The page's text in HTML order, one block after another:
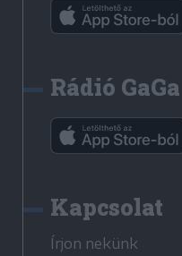
Rádió
Kapcsolat
Írjon nekünk